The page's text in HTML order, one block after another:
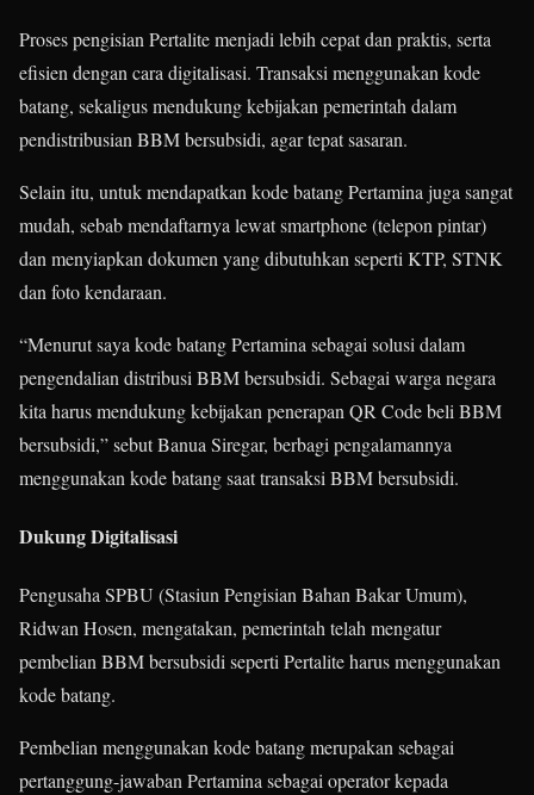
Proses pengisian Pertalite menjadi lebih cepat dan praktis, serta
efisien dengan cara digitalisasi. Transaksi menggunakan kode
batang, sekaligus mendukung kebijakan pemerintah dalam
pendistribusian BBM bersubsidi, agar tepat sasaran.
Selain itu, untuk mendapatkan kode batang Pertamina juga sangat
mudah, sebab mendaftarnya lewat smartphone (telepon pintar)
dan menyiapkan dokumen yang dibutuhkan seperti KTP, STNK
dan foto kendaraan.
“Menurut saya kode batang Pertamina sebagai solusi dalam
pengendalian distribusi BBM bersubsidi. Sebagai warga negara
kita harus mendukung kebijakan penerapan QR Code beli BBM
bersubsidi,” sebut Banua Siregar, berbagi pengalamannya
menggunakan kode batang saat transaksi BBM bersubsidi.
Dukung Digitalisasi
Pengusaha SPBU (Stasiun Pengisian Bahan Bakar Umum),
Ridwan Hosen, mengatakan, pemerintah telah mengatur
pembelian BBM bersubsidi seperti Pertalite harus menggunakan
kode batang.
Pembelian menggunakan kode batang merupakan sebagai
pertanggung-jawaban Pertamina sebagai operator kepada